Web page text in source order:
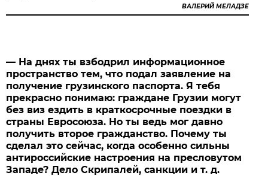
ВАЛЕРИЙ МЕЛАДЗЕ
— На днях ты взбодрил информационное
пространство тем, что подал заявление на
получение грузинского паспорта. Я тебя
прекрасно понимаю: граждане Грузии могут
без виз ездить в краткосрочные поездки в
страны Евросоюза. Но ты ведь мог давно
получить второе гражданство. Почему ты
сделал это сейчас, когда особенно сильны
антироссийские настроения на пресловутом
Западе? Дело Скрипалей, санкции и т. д.